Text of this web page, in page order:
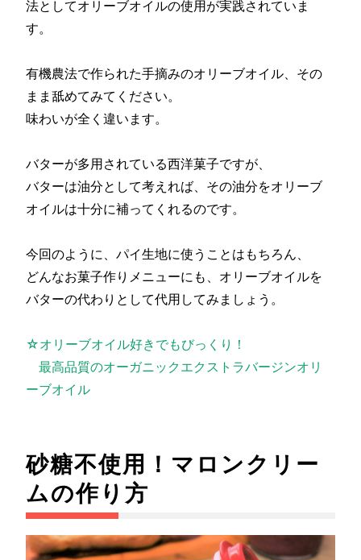
法としてオリーブオイルの使用が実践されていま
す。
有機農法で作られた手摘みのオリーブオイル、その
まま舐めてみてください。
味わいが全く違います。
バターが多用されている西洋菓子ですが、
バターは油分として考えれば、その油分をオリーブ
オイルは十分に補ってくれるのです。
今回のように、パイ生地に使うことはもちろん、
どんなお菓子作りメニューにも、オリーブオイルを
バターの代わりとして代用してみましょう。
☆オリーブオイル好きでもびっくり！
最高品質のオーガニックエクストラバージンオリ
ーブオイル
砂糖不使用！マロンクリー
ムの作り方